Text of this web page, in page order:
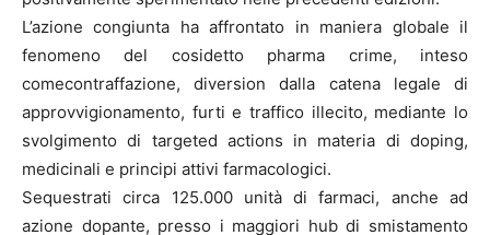
L’azione congiunta ha affrontato in maniera globale il
fenomeno del cosidetto pharma crime, inteso
comecontraffazione, diversion dalla catena legale di
approvvigionamento, furti e traffico illecito, mediante lo
svolgimento di targeted actions in materia di doping,
medicinali e principi attivi farmacologici.
Sequestrati circa 125.000 unità di farmaci, anche ad
azione dopante, presso i maggiori hub di smistamento